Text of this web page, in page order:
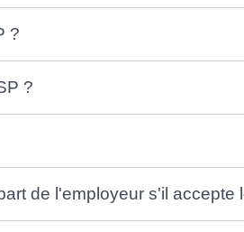
?
?
de l'employeur s'il accepte